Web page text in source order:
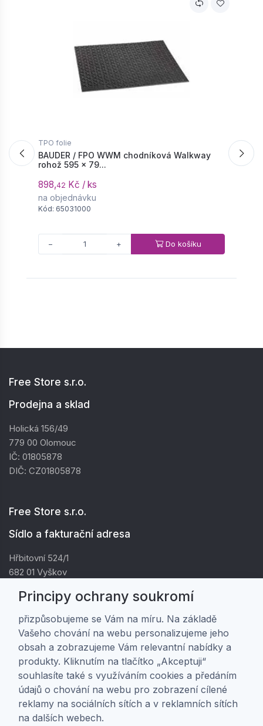
TPO folie
BAUDER / FPO WWM chodníková Walkway
rohož 595 × 79...
898,42 Kč / ks
na objednávku
Kód: 65031000
− + Do košíku
Free Store s.r.o.
Prodejna a sklad
Holická 156/49
779 00 Olomouc
IČ: 01805878
DIČ: CZ01805878
Free Store s.r.o.
Sídlo a fakturační adresa
Hřbitovní 524/1
682 01 Vyškov
DIČ: CZ01805878
Zákaznická péče
Doprava a platba
Obchodní podmínky
Ochrana osobních údajů
Nastavení soukromí
Principy ochrany soukromí
přizpůsobujeme se Vám na míru. Na základě
Vašeho chování na webu personalizujeme jeho
obsah a zobrazujeme Vám relevantní nabídky a
produkty. Kliknutím na tlačítko „Akceptuji“
souhlasíte také s využíváním cookies a předáním
údajů o chování na webu pro zobrazení cílené
reklamy na sociálních sítích a v reklamních sítích
na dalších webech.